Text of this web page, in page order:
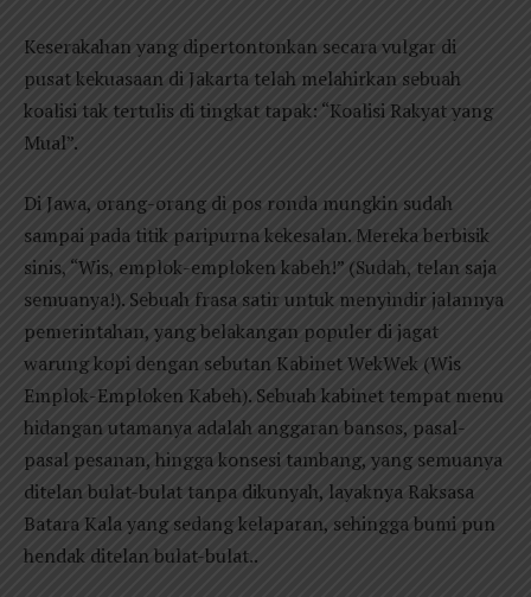
Keserakahan yang dipertontonkan secara vulgar di
pusat kekuasaan di Jakarta telah melahirkan sebuah
koalisi tak tertulis di tingkat tapak: “Koalisi Rakyat yang
Mual”.
Di Jawa, orang-orang di pos ronda mungkin sudah
sampai pada titik paripurna kekesalan. Mereka berbisik
sinis, “Wis, emplok-emploken kabeh!” (Sudah, telan saja
semuanya!). Sebuah frasa satir untuk menyindir jalannya
pemerintahan, yang belakangan populer di jagat
warung kopi dengan sebutan Kabinet WekWek (Wis
Emplok-Emploken Kabeh). Sebuah kabinet tempat menu
hidangan utamanya adalah anggaran bansos, pasal-
pasal pesanan, hingga konsesi tambang, yang semuanya
ditelan bulat-bulat tanpa dikunyah, layaknya Raksasa
Batara Kala yang sedang kelaparan, sehingga bumi pun
hendak ditelan bulat-bulat..